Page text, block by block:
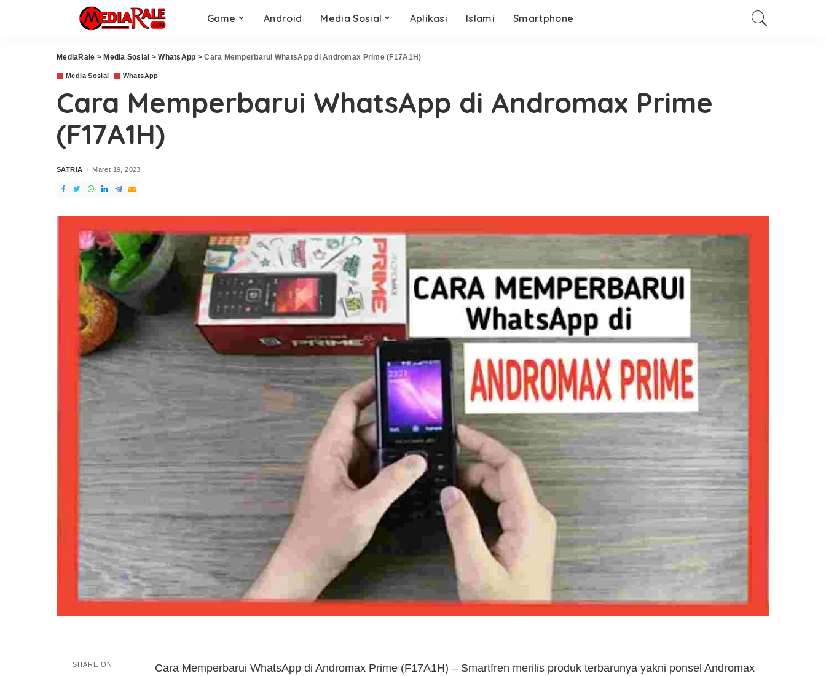
Game Android Media Sosial Aplikasi Islami Smartphone
MediaRale > Media Sosial >WhatsApp >Cara Memperbarui WhatsApp di Andromax Prime (F17A1H)
Media Sosial WhatsApp
Cara Memperbarui WhatsApp di Andromax Prime
(F17A1H)
Posted
SATRIA Maret 19, 2023
SHARE ON
Cara Memperbarui WhatsApp di Andromax Prime (F17A1H) – Smartfren merilis produk terbarunya yakni ponsel Andromax